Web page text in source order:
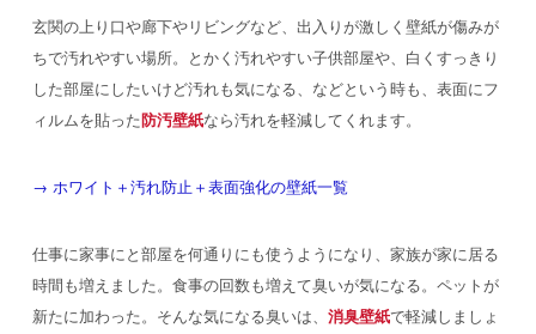
玄関の上り口や廊下やリビングなど、出入りが激しく壁紙が傷みが
ちで汚れやすい場所。とかく汚れやすい子供部屋や、白くすっきり
した部屋にしたいけど汚れも気になる、などという時も、表面にフ
ィルムを貼った防汚壁紙なら汚れを軽減してくれます。
→ ホワイト＋汚れ防止＋表面強化の壁紙一覧
仕事に家事にと部屋を何通りにも使うようになり、家族が家に居る
時間も増えました。食事の回数も増えて臭いが気になる。ペットが
新たに加わった。そんな気になる臭いは、 消臭壁紙で軽減しましょ